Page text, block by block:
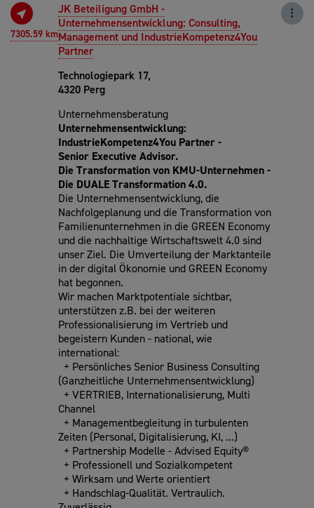
7305.59 km
JK Beteiligung GmbH -
Unternehmensentwicklung: Consulting,
Management und IndustrieKompetenz4You
Partner
Technologiepark 17,
4320 Perg
Unternehmensberatung
Unternehmensentwicklung:
IndustrieKompetenz4You Partner -
Senior Executive Advisor.
Die Transformation von KMU-Unternehmen -
Die DUALE Transformation 4.0.
Die Unternehmensentwicklung, die
Nachfolgeplanung und die Transformation von
Familienunternehmen in die GREEN Economy
und die nachhaltige Wirtschaftswelt 4.0 sind
unser Ziel. Die Umverteilung der Marktanteile
in der digital Ökonomie und GREEN Economy
hat begonnen.
Wir machen Marktpotentiale sichtbar,
unterstützen z.B. bei der weiteren
Professionalisierung im Vertrieb und
begeistern Kunden - national, wie
international:
+ Persönliches Senior Business Consulting
(Ganzheitliche Unternehmensentwicklung)
+ VERTRIEB, Internationalisierung, Multi
Channel
+ Managementbegleitung in turbulenten
Zeiten (Personal, Digitalisierung, KI, ...)
+ Partnership Modelle - Advised Equity®
+ Professionell und Sozialkompetent
+ Wirksam und Werte orientiert
+ Handschlag-Qualität. Vertraulich.